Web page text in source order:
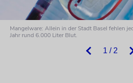
1 / 2
Mangelware: Allein in der Stadt Basel fehlen
Jahr rund 6.000 Liter Blut.